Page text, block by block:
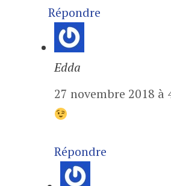
Répondre
Edda
27 novembre 2018 à
Répondre